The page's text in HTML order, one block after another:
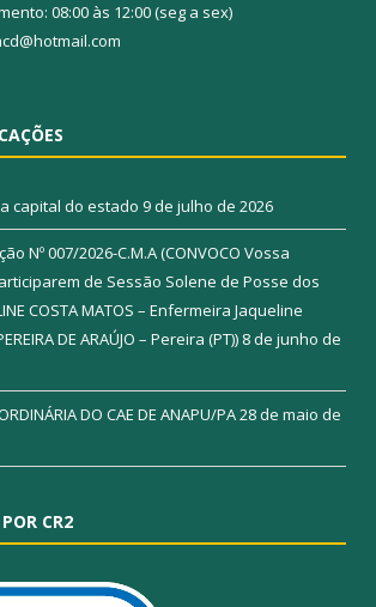
08:00 às 12:00 (seg a sex)
capital do estado 9 de julho de 2026
Nº 007/2026-C.M.A (CONVOCO Vossa
de Sessão Solene de Posse dos
COSTA MATOS – Enfermeira Jaqueline
DE ARAÚJO – Pereira (PT)) 8 de junho de
DO CAE DE ANAPU/PA28 de maio de
CR2